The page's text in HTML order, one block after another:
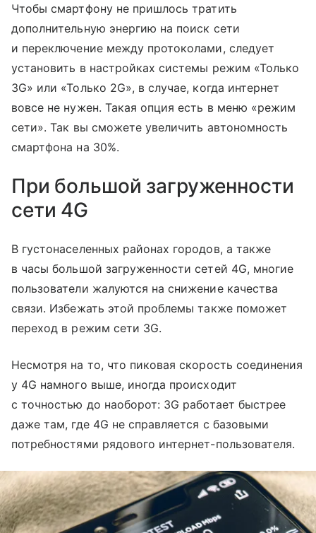
Чтобы смартфону не пришлось тратить
дополнительную энергию на поиск сети
и переключение между протоколами, следует
установить в настройках системы режим «Только
3G» или «Только 2G», в случае, когда интернет
вовсе не нужен. Такая опция есть в меню «режим
сети». Так вы сможете увеличить автономность
смартфона на 30%.
При большой загруженности
сети 4G
В густонаселенных районах городов, а также
в часы большой загруженности сетей 4G, многие
пользователи жалуются на снижение качества
связи. Избежать этой проблемы также поможет
переход в режим сети 3G.
Несмотря на то, что пиковая скорость соединения
у 4G намного выше, иногда происходит
с точностью до наоборот: 3G работает быстрее
даже там, где 4G не справляется с базовыми
потребностями рядового интернет-пользователя.